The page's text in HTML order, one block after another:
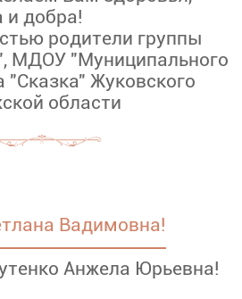
и добра!
родители группы
МДОУ "Муниципального
"Сказка" Жуковского
области
Вадимовна!
Анжела Юрьевна!